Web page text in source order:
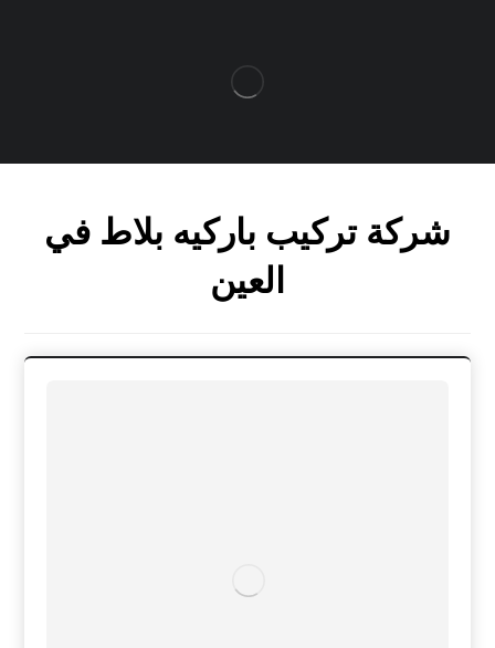
شركة تركيب باركيه بلاط في
العين